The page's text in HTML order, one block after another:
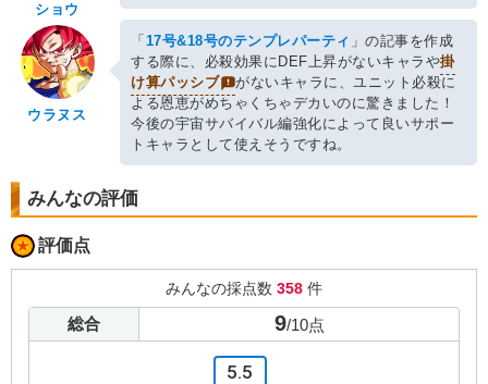
ショウ
ウラヌス
「 17号&18号のテンプレパーティ 」の記事を作成
する際に、必殺効果にDEF上昇がないキャラや掛
け算パッシブ
がないキャラに、ユニット必殺に
よる恩恵がめちゃくちゃデカいのに驚きました！
今後の宇宙サバイバル編強化によって良いサポー
トキャラとして使えそうですね。
みんなの評価
評価点
みんなの採点数 358 件
総合 9/10点
5.5